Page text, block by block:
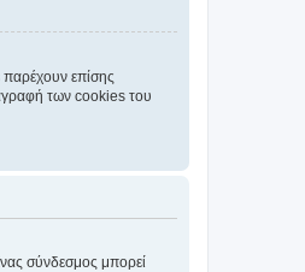
επίσης
των cookies του
σύνδεσμος μπορεί